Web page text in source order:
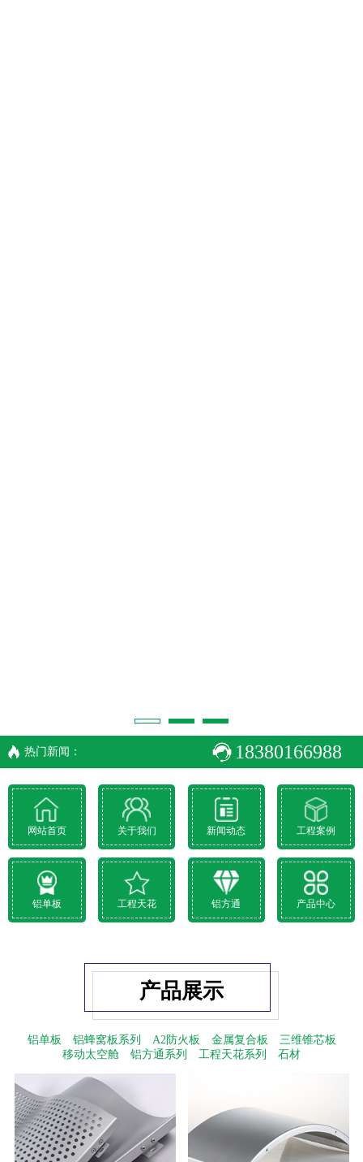
热门新闻： 18380166988
网站首页 关于我们 新闻动态 工程案例
铝单板 工程天花 铝方通 产品中心
产品展示
铝单板 铝蜂窝板系列 A2防火板 金属复合板
三维锥芯板
移动太空舱
铝方通系列 工程天花系列 石材